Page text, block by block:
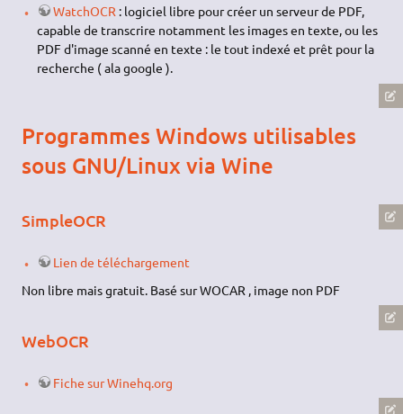
WatchOCR : logiciel libre pour créer un serveur de PDF,
capable de transcrire notamment les images en texte, ou les
PDF d'image scanné en texte : le tout indexé et prêt pour la
recherche ( ala google ).
Programmes Windows utilisables
sous GNU/Linux via Wine
SimpleOCR
Lien de téléchargement
Non libre mais gratuit. Basé sur WOCAR , image non PDF
WebOCR
Fiche sur Winehq.org